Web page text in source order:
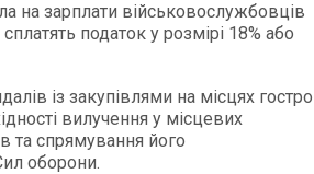
на зарплати військовослужбовців
податок у розмірі 18% або
із закупівлями на місцях гостро
вилучення у місцевих
та спрямування його
оборони.